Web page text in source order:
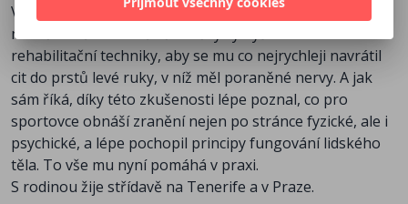
Vždycky dokázal dát moje tělo do pořádku a připravit
jej na těžké zápasy.“
— Tomáš Berdych
„Co se týče kondičního tréninku a zvládání bolesti,
Michal Novotný je jedním z nejmoudřejších a
nejintuitivnějších lidí, které jsem měl to štěstí poznat.
Jeho jedinečný a komplexní přístup k posilování a
celkovému tělesnému zdraví je úplný zázrak.“
V roce 2002 utrpěl vážný úraz při kitesurfingu. Během
náročné několikaměsíční léčby vymýšlel nové
rehabilitační techniky, aby se mu co nejrychleji navrátil
cit do prstů levé ruky, v níž měl poraněné nervy. A jak
sám říká, díky této zkušenosti lépe poznal, co pro
sportovce obnáší zranění nejen po stránce fyzické, ale i
psychické, a lépe pochopil principy fungování lidského
těla. To vše mu nyní pomáhá v praxi.
S rodinou žije střídavě na Tenerife a v Praze.